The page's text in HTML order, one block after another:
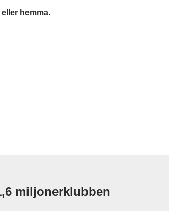
hemma.
miljonerklubben